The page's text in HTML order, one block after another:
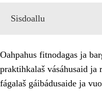
Sisdoallu
Oahpahus fitnodagas ja
praktihkalaš vásáhusaid ja
fágalaš gáibádusaide ja